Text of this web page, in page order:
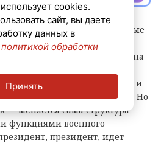
Путин осуществил значимые
Минобороны. О своем
объявил на
участие министр
ВС РФ, командующие и
«Центр» и «Восток». Но
— меняется сама структура
функциями военного
президент, идет
cookies.
сайт, вы даете
данных в
политикой обработки
Принять